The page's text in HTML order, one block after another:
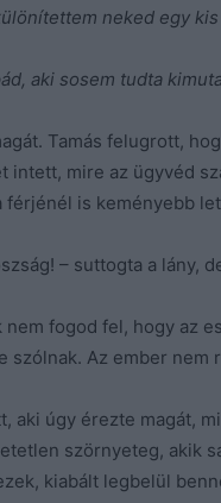
neked egy
aki sosem tudta
Tamás felugrott,
intett, mire az ügyvéd
férjénél is keményebb
– suttogta a lány,
nem fogod fel, hogy az
szólnak. Az ember nem
aki úgy érezte magát,
szörnyeteg, akik
kiabált legbelül